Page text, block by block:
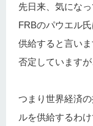
先日来、気にな
FRBのパウエル
供給すると言い
否定しています
つまり世界経済
ルを供給するわ